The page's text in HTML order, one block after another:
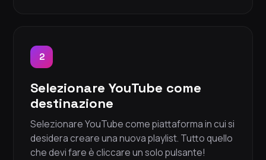
2
Selezionare YouTube come
destinazione
Selezionare YouTube come piattaforma in cui si
desidera creare una nuova playlist. Tutto quello
che devi fare è cliccare un solo pulsante!